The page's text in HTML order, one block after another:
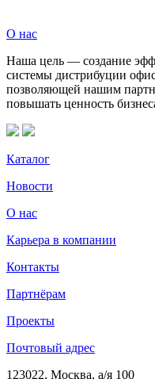
О нас
Наша цель — создание
системы дистрибуции
позволяющей нашим
повышать ценность
Каталог
Новости
О нас
Карьера в компании
Контакты
Партнёрам
Проекты
Почтовый адрес
123022, Москва, а/я 100